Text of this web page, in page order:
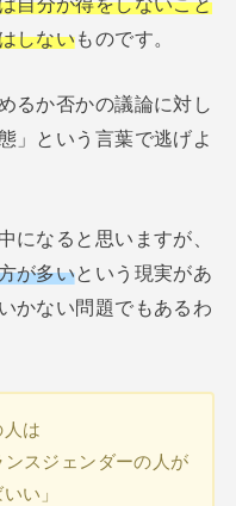
しないものです。
るか否かの議論に対し
」という言葉で逃げよ
になると思いますが、
が多いという現実があ
かない問題でもあるわ
は
ンスジェンダーの人が
い」